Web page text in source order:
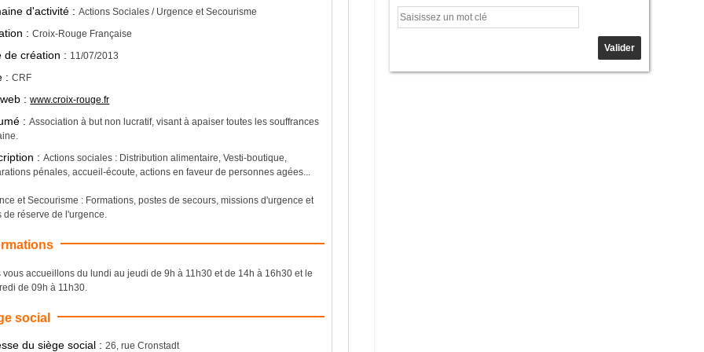
d'activité :Actions Sociales / Urgence et Secourisme
:Croix-Rouge Française
de création : 11/07/2013
:CRF
:www.croix-rouge.fr
:Association à but non lucratif, visant à apaiser toutes les souffrances
:Actions sociales : Distribution alimentaire, Vesti-boutique,
pénales, accueil-écoute, actions en faveur de personnes agées...
et Secourisme : Formations, postes de secours, missions d'urgence et
de réserve de l'urgence.
vous accueillons du lundi au jeudi de 9h à 11h30 et de 14h à 16h30 et le
de 09h à 11h30.
social
du siège social :26, rue Cronstadt